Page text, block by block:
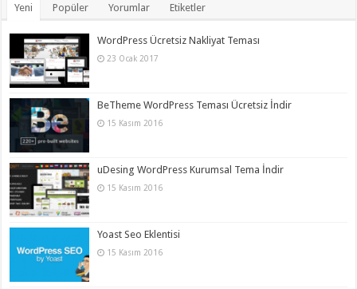
Yeni Popüler Yorumlar Etiketler
WordPress Ücretsiz Nakliyat Teması
23 Ocak 2017
BeTheme WordPress Teması Ücretsiz İndir
15 Kasım 2016
uDesing WordPress Kurumsal Tema İndir
15 Kasım 2016
Yoast Seo Eklentisi
15 Kasım 2016